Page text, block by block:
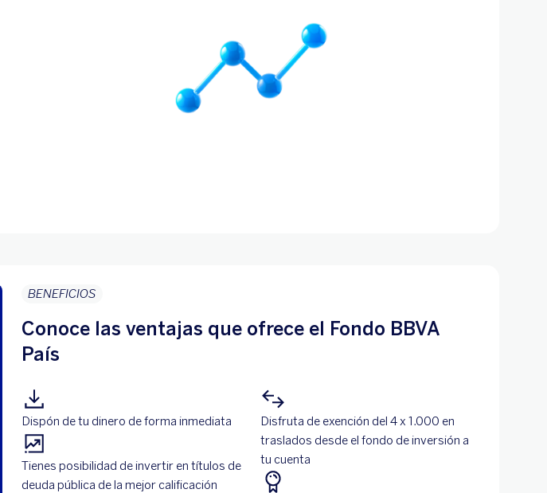
BENEFICIOS
Conoce las ventajas que ofrece el Fondo BBVA
País
Dispón de tu dinero de forma inmediata
Tienes posibilidad de invertir en títulos de
deuda pública de la mejor calificación
Disfruta de exención del 4 x 1.000 en
traslados desde el fondo de inversión a
tu cuenta